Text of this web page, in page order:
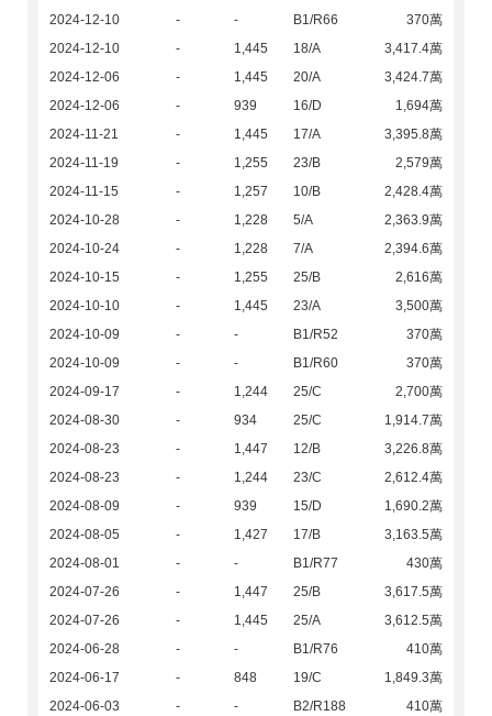
2024-12-10 - - B1/R66
370萬
2024-12-10
- 1,445 18/A
3,417.4萬
2024-12-06
- 1,445 20/A
3,424.7萬
2024-12-06
- 939 16/D
1,694萬
2024-11-21
- 1,445 17/A
3,395.8萬
2024-11-19
- 1,255 23/B
2,579萬
2024-11-15
- 1,257 10/B
2,428.4萬
2024-10-28
- 1,228 5/A
2,363.9萬
2024-10-24
- 1,228 7/A
2,394.6萬
2024-10-15
- 1,255 25/B
2,616萬
2024-10-10
- 1,445 23/A
3,500萬
2024-10-09
- - B1/R52
370萬
2024-10-09
- - B1/R60
370萬
2024-09-17
- 1,244 25/C
2,700萬
2024-08-30
- 934 25/C
1,914.7萬
2024-08-23
- 1,447 12/B
3,226.8萬
2024-08-23
- 1,244 23/C
2,612.4萬
2024-08-09
- 939 15/D
1,690.2萬
2024-08-05
- 1,427 17/B
3,163.5萬
2024-08-01
- - B1/R77
430萬
2024-07-26
- 1,447 25/B
3,617.5萬
2024-07-26
- 1,445 25/A
3,612.5萬
2024-06-28
- - B1/R76
410萬
2024-06-17
- 848 19/C
1,849.3萬
2024-06-03
- - B2/R188
410萬